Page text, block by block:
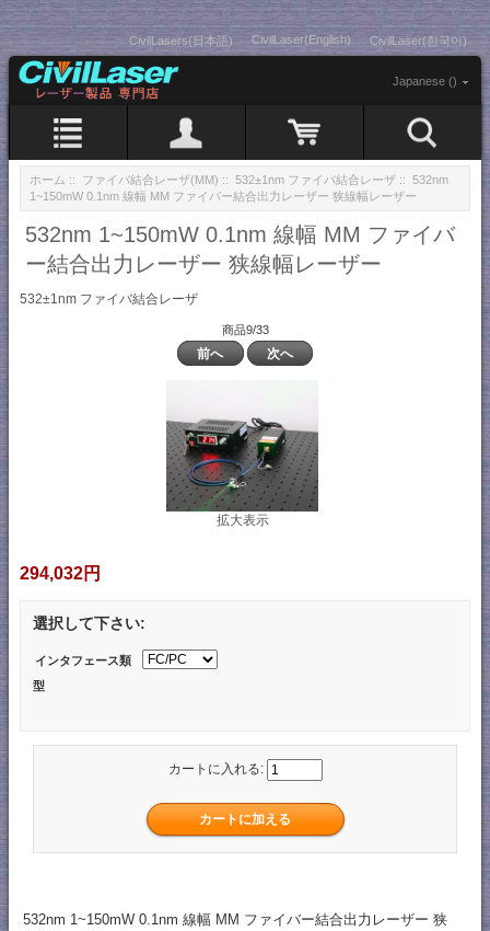
CivilLasers(日本語) CivilLaser(English) CivilLaser(한국어)
Japanese ()
ホーム :: ファイバ結合レーザ(MM) :: 532±1nm ファイバ結合レーザ :: 532nm
1~150mW 0.1nm 線幅 MM ファイバー結合出力レーザー 狭線幅レーザー
532nm 1~150mW 0.1nm 線幅 MM ファイバ
ー結合出力レーザー 狭線幅レーザー
532±1nm ファイバ結合レーザ
商品9/33
前へ 次へ
拡大表示
294,032円
選択して下さい:
インタフェース類
型
カートに入れる:
532nm 1~150mW 0.1nm 線幅 MM ファイバー結合出力レーザー 狭